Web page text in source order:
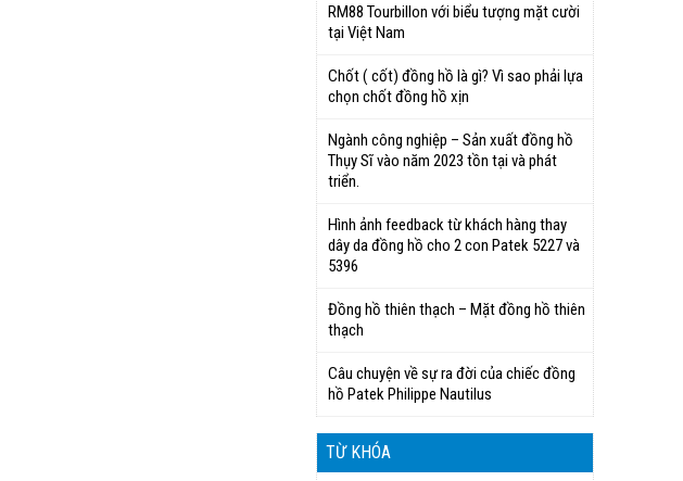
RM88 Tourbillon với biểu tượng mặt cười
tại Việt Nam
Chốt ( cốt) đồng hồ là gì? Vì sao phải lựa
chọn chốt đồng hồ xịn
Ngành công nghiệp – Sản xuất đồng hồ
Thụy Sĩ vào năm 2023 tồn tại và phát
triển.
Hình ảnh feedback từ khách hàng thay
dây da đồng hồ cho 2 con Patek 5227 và
5396
Đồng hồ thiên thạch – Mặt đồng hồ thiên
thạch
Câu chuyện về sự ra đời của chiếc đồng
hồ Patek Philippe Nautilus
TỪ KHÓA